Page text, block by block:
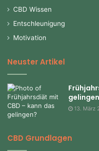
CBD Wissen
Entschleunigung
Motivation
Neuster Artikel
13. März
CBD Grundlagen